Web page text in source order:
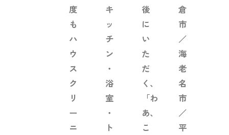
度
も
ハ
ウ
ス
ク
リ
ー
ニ
キ
ッ
チ
ン
・
浴
室
・
ト
後
に
い
た
だ
く、
「わ
あ、
こ
倉
市
／
海
老
名
市
／
平